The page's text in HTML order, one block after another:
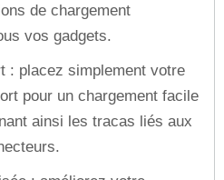
de chargement
vos gadgets.
: placez simplement votre
pour un chargement facile
ainsi les tracas liés aux